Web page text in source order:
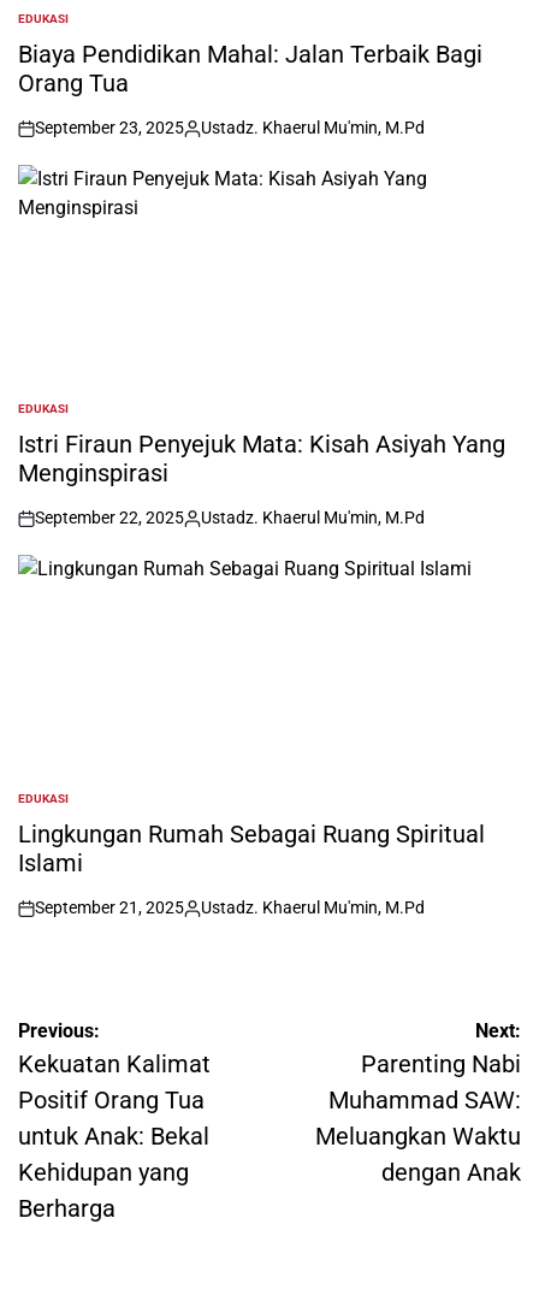
POSTED
IN
EDUKASI
Biaya Pendidikan Mahal: Jalan Terbaik Bagi
Orang Tua
on
September 23, 2025
Posted
Ustadz. Khaerul Mu'min, M.Pd
POSTED
IN
EDUKASI
Istri Firaun Penyejuk Mata: Kisah Asiyah Yang
Menginspirasi
on
September 22, 2025
Posted
Ustadz. Khaerul Mu'min, M.Pd
POSTED
IN
EDUKASI
Lingkungan Rumah Sebagai Ruang Spiritual
Islami
on
September 21, 2025
Posted
Ustadz. Khaerul Mu'min, M.Pd
Post
navigation
Previous:
Kekuatan Kalimat
Positif Orang Tua
untuk Anak: Bekal
Kehidupan yang
Berharga
Next:
Parenting Nabi
Muhammad SAW:
Meluangkan Waktu
dengan Anak